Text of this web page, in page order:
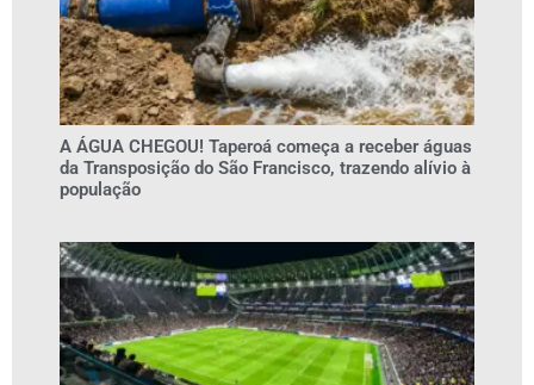
A ÁGUA CHEGOU! Taperoá começa a receber águas
da Transposição do São Francisco, trazendo alívio à
população